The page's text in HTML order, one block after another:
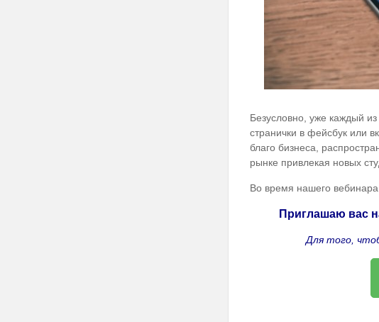
Безусловно, уже каждый
странички в фейсбук или
благо бизнеса,
рынке привлекая новых
Во время нашего
Приглашаю вас
Для того,